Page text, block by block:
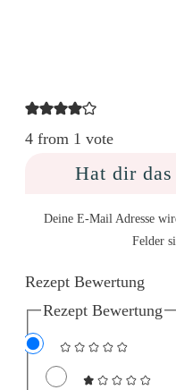
4 from 1 vote
Hat dir
Deine E-Mail Adresse
Felder
Rezept Bewertung
Rezept Bewertung